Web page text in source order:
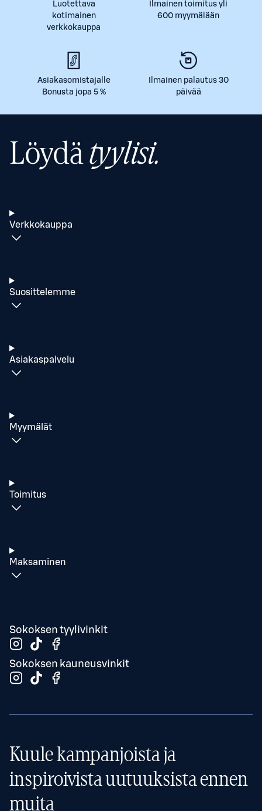
Luotettava
kotimainen
verkkokauppa
Ilmainen toimitus yli
600 myymälään
Asiakasomistajalle
Bonusta jopa 5 %
Ilmainen palautus 30
päivää
Löydä tyylisi.
Verkkokauppa
Suosittelemme
Asiakaspalvelu
Myymälät
Toimitus
Maksaminen
Sokoksen tyylivinkit
Sokoksen kauneusvinkit
Kuule kampanjoista ja
inspiroivista uutuuksista ennen
muita